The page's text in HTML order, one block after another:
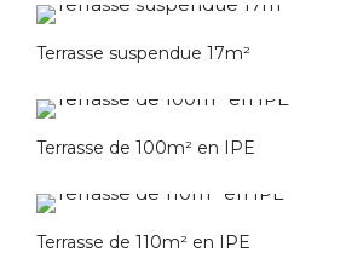
Terrasse suspendue 17m²
Terrasse de 100m² en IPE
Terrasse de 110m² en IPE